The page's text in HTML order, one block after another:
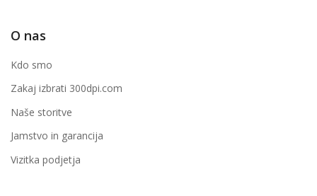
O nas
Kdo smo
Zakaj izbrati 300dpi.com
Naše storitve
Jamstvo in garancija
Vizitka podjetja